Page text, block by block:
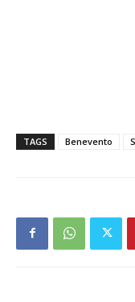
TAGS Benevento